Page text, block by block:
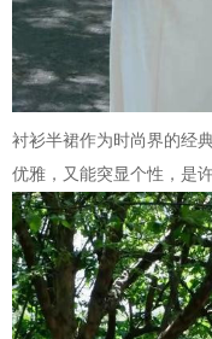
衬衫半裙作为时尚界的经
优雅，又能突显个性，是